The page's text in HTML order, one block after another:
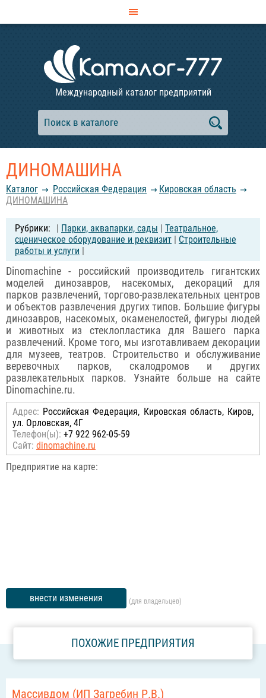
Международный каталог предприятий
ДИНОМАШИНА
Каталог Российcкая Федерация
Кировская область
ДИНОМАШИНА
| Парки, аквапарки, сады | Театральное,
сценическое оборудование и реквизит | Строительные
работы и услуги |
Dinomachine - российский производитель гигантских
моделей динозавров, насекомых, декораций для
парков развлечений, торгово-развлекательных центров
и объектов развлечения других типов. Большие фигуры
динозавров, насекомых, окаменелостей, фигуры людей
и животных из стеклопластика для Вашего парка
развлечений. Кроме того, мы изготавливаем декорации
для музеев, театров. Строительство и обслуживание
веревочных парков, скалодромов и других
развлекательных парков. Узнайте больше на сайте
Dinomachine.ru.
Адрес: Российcкая Федерация, Кировская область, Киров,
ул. Орловская, 4Г
Телефон(ы): +7 922 962-05-59
Сайт: dinomachine.ru
Предприятие на карте:
внести изменения (для владельцев)
ПОХОЖИЕ ПРЕДПРИЯТИЯ
Массивдом (ИП Загребин Р.В.)